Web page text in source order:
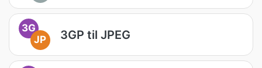
3G
JP
3GP til JPEG